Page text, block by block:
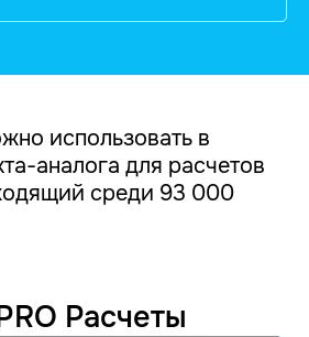
использовать в
аналога для расчетов
среди 93 000
Расчеты